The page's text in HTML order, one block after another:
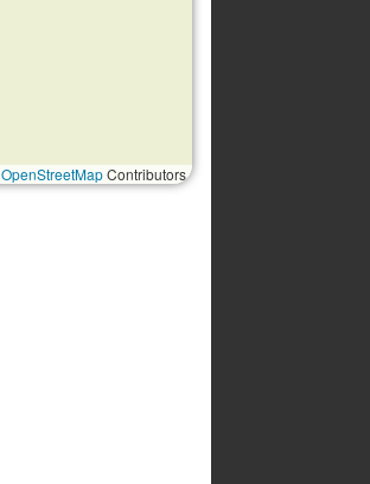
OpenStreetMapContributors